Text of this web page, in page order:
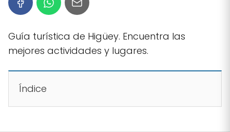
Guía turística de Higüey. Encuentra las
mejores actividades y lugares.
Índice